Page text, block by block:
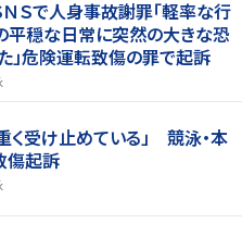
で人身事故謝罪「軽率な行
平穏な日常に突然の大きな恐
」危険運転致傷の罪で起訴
く受け止めている」 競泳・本
傷起訴